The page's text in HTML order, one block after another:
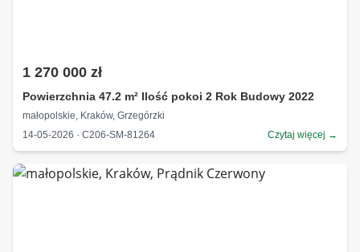
1 270 000 zł
Powierzchnia 47.2 m² Ilość pokoi 2 Rok Budowy 2022
małopolskie, Kraków, Grzegórzki
14-05-2026 · C206-SM-81264
Czytaj więcej →